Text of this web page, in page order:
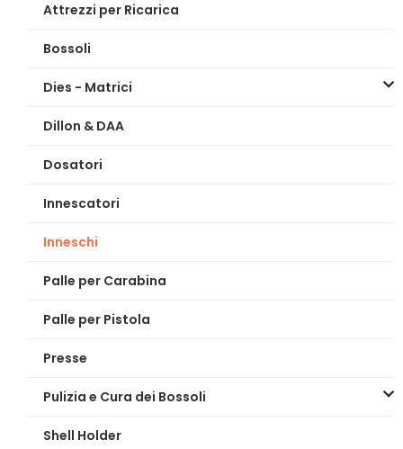
Attrezzi per Ricarica
Bossoli
Dies - Matrici
Dillon & DAA
Dosatori
Innescatori
Inneschi
Palle per Carabina
Palle per Pistola
Presse
Pulizia e Cura dei Bossoli
Shell Holder